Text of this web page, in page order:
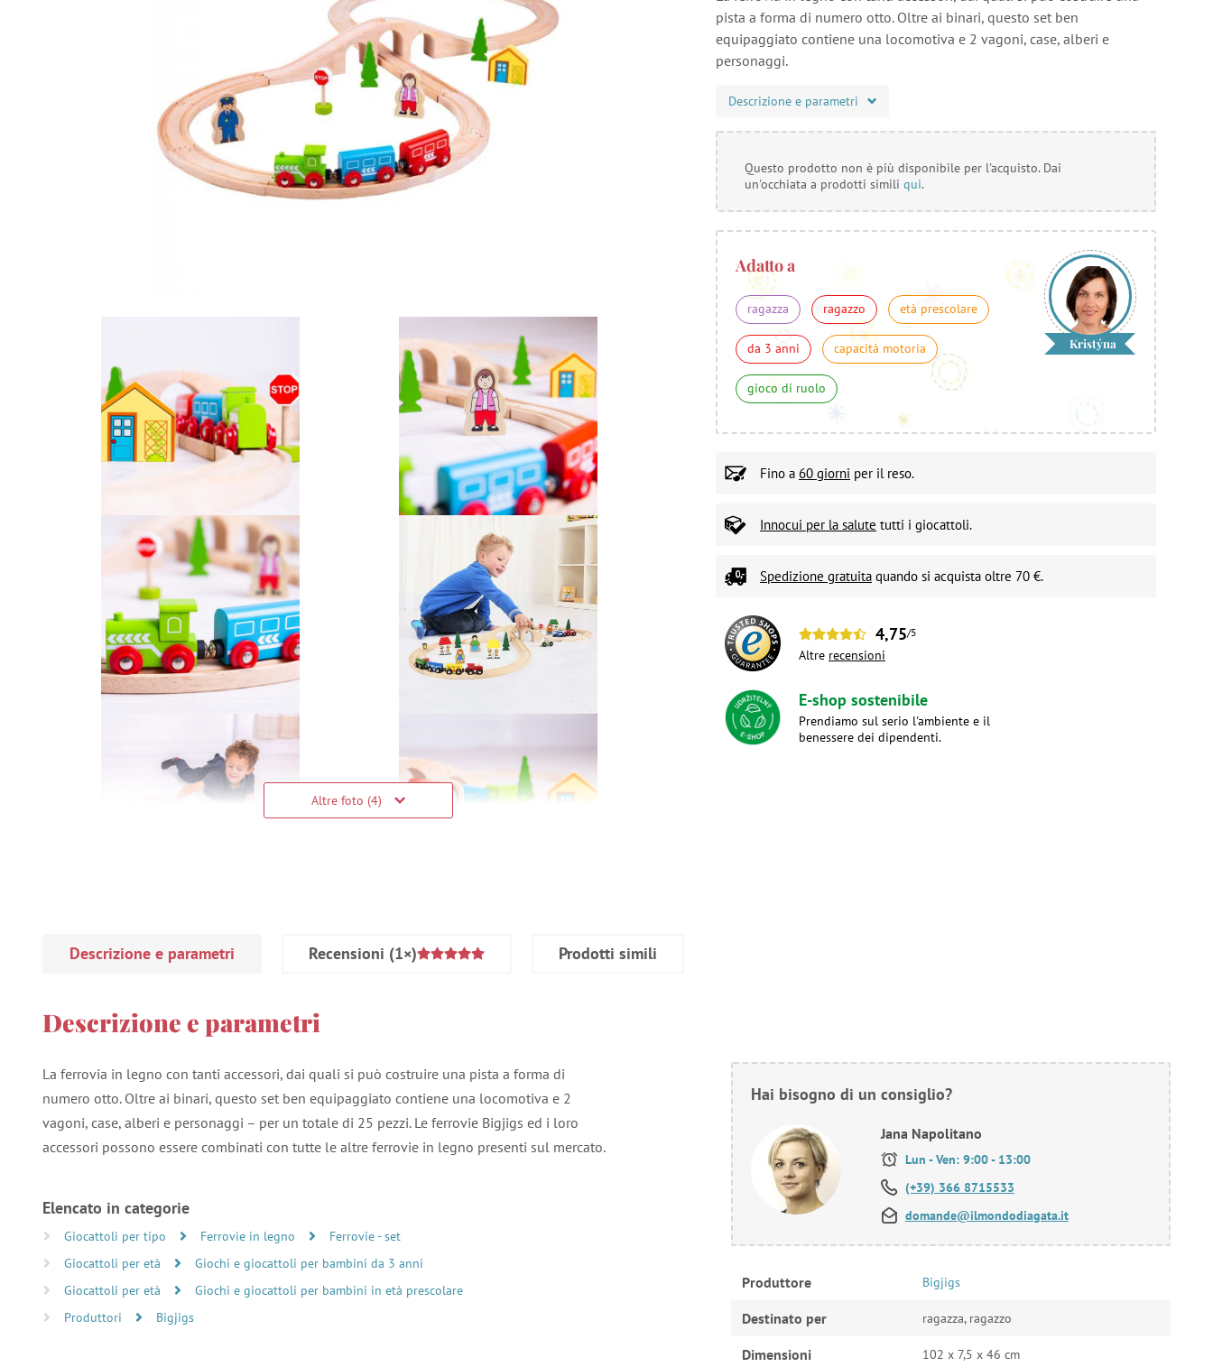
Altre foto (4)
pista a forma di numero otto. Oltre ai binari, questo set ben
equipaggiato contiene una locomotiva e 2 vagoni, case, alberi e
personaggi.
Descrizione e parametri
Questo prodotto non è più disponibile per l'acquisto. Dai
un'occhiata a prodotti simili qui.
Adatto a
ragazza ragazzo età prescolare
da 3 anni capacità motoria
gioco di ruolo
Kristýna
Fino a 60 giorni per il reso.
Innocui per la salute tutti i giocattoli.
Spedizione gratuita quando si acquista oltre 70 €.
4,75/5
Altre recensioni
E-shop sostenibile
Prendiamo sul serio l'ambiente e il
benessere dei dipendenti.
Descrizione e parametri Recensioni (1×) Prodotti simili
Descrizione e parametri
La ferrovia in legno con tanti accessori, dai quali si può costruire una pista a forma di
numero otto. Oltre ai binari, questo set ben equipaggiato contiene una locomotiva e 2
vagoni, case, alberi e personaggi – per un totale di 25 pezzi. Le ferrovie Bigjigs ed i loro
accessori possono essere combinati con tutte le altre ferrovie in legno presenti sul mercato.
Elencato in categorie
Giocattoli per tipo Ferrovie in legno
Ferrovie - set
Giocattoli per età
Giochi e giocattoli per bambini da 3 anni
Giocattoli per età
Giochi e giocattoli per bambini in età prescolare
Produttori
Bigjigs
Hai bisogno di un consiglio?
Jana Napolitano
Lun - Ven: 9:00 - 13:00
(+39) 366 8715533
domande@ilmondodiagata.it
Produttore Bigjigs
Destinato per ragazza, ragazzo
Dimensioni 102 x 7,5 x 46 cm